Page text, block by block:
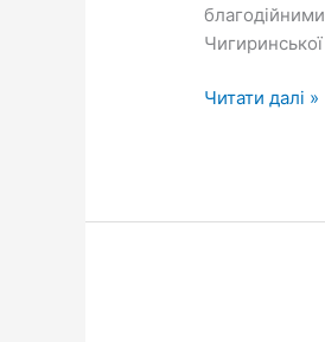
Читати далі »